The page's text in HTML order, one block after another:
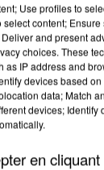
Use profiles to
content;
and present
choices. These
as IP address and
devices based
data; Match
devices; Identify
en